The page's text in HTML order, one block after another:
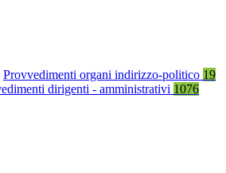
Provvedimenti organi indirizzo-politico 19
dirigenti - amministrativi 1076